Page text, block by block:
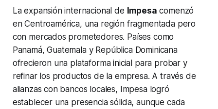
La expansión internacional de Impesa comenzó
en Centroamérica, una región fragmentada pero
con mercados prometedores. Países como
Panamá, Guatemala y República Dominicana
ofrecieron una plataforma inicial para probar y
refinar los productos de la empresa. A través de
alianzas con bancos locales, Impesa logró
establecer una presencia sólida, aunque cada